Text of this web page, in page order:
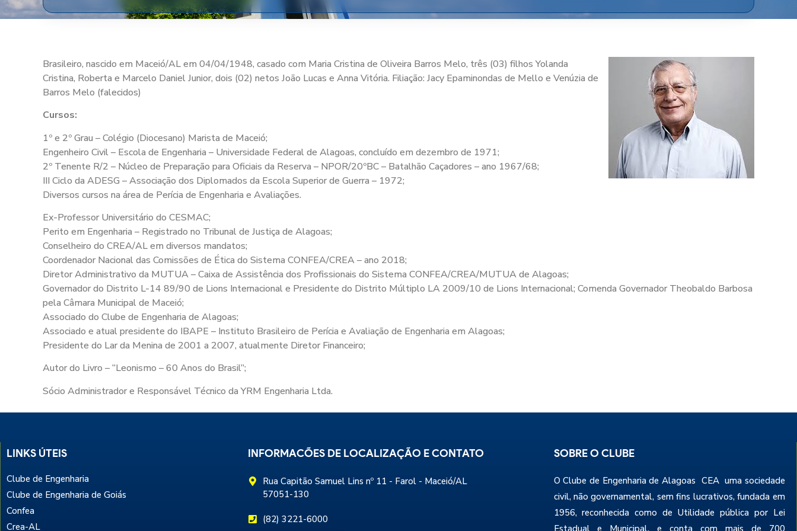
Brasileiro, nascido em Maceió/AL em 04/04/1948, casado com Maria Cristina de Oliveira Barros Melo, três (03) filhos Yolanda
Cristina, Roberta e Marcelo Daniel Junior, dois (02) netos João Lucas e Anna Vitória. Filiação: Jacy Epaminondas de Mello e Venúzia de
Barros Melo (falecidos)
Cursos:
1º e 2º Grau – Colégio (Diocesano) Marista de Maceió;
Engenheiro Civil – Escola de Engenharia – Universidade Federal de Alagoas, concluído em dezembro de 1971;
2º Tenente R/2 – Núcleo de Preparação para Oficiais da Reserva – NPOR/20ºBC – Batalhão Caçadores – ano 1967/68;
III Ciclo da ADESG – Associação dos Diplomados da Escola Superior de Guerra – 1972;
Diversos cursos na área de Perícia de Engenharia e Avaliações.
Ex-Professor Universitário do CESMAC;
Perito em Engenharia – Registrado no Tribunal de Justiça de Alagoas;
Conselheiro do CREA/AL em diversos mandatos;
Coordenador Nacional das Comissões de Ética do Sistema CONFEA/CREA – ano 2018;
Diretor Administrativo da MUTUA – Caixa de Assistência dos Profissionais do Sistema CONFEA/CREA/MUTUA de Alagoas;
Governador do Distrito L-14 89/90 de Lions Internacional e Presidente do Distrito Múltiplo LA 2009/10 de Lions Internacional; Comenda Governador Theobaldo Barbosa
pela Câmara Municipal de Maceió;
Associado do Clube de Engenharia de Alagoas;
Associado e atual presidente do IBAPE – Instituto Brasileiro de Perícia e Avaliação de Engenharia em Alagoas;
Presidente do Lar da Menina de 2001 a 2007, atualmente Diretor Financeiro;
Autor do Livro – “Leonismo – 60 Anos do Brasil”;
Sócio Administrador e Responsável Técnico da YRM Engenharia Ltda.
LINKS ÚTEIS
Clube de Engenharia
Clube de Engenharia de Goiás
Confea
Crea-AL
INFORMACÕES DE LOCALIZAÇÃO E CONTATO
Rua Capitão Samuel Lins nº 11 - Farol - Maceió/AL
57051-130
(82) 3221-6000
SOBRE O CLUBE
O Clube de Engenharia de Alagoas CEA uma sociedade
civil, não governamental, sem fins lucrativos, fundada em
1956, reconhecida como de Utilidade pública por Lei
Estadual e Municipal, e conta com mais de 700